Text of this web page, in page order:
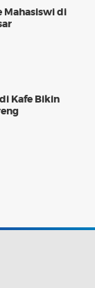
Mahasiswi di
Kafe Bikin